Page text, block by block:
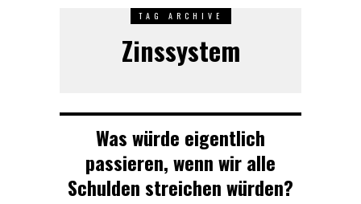
TAG ARCHIVE
Zinssystem
Was würde eigentlich
passieren, wenn wir alle
Schulden streichen würden?